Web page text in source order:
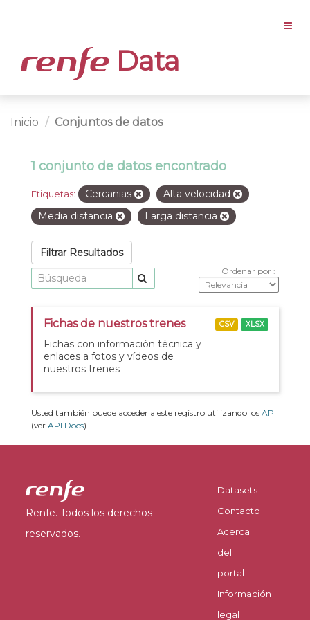
Data
Inicio Conjuntos de datos
1 conjunto de datos encontrado
Etiquetas: Cercanias
Alta velocidad
Media distancia
Larga distancia
Filtrar Resultados
Ordenar por
Fichas de nuestros trenes
Fichas con información técnica y
enlaces a fotos y vídeos de
nuestros trenes
CSV XLSX
Usted también puede acceder a este registro utilizando los API
(ver API Docs).
Renfe. Todos los derechos
reservados.
Datasets
Contacto
Acerca
del
portal
Información
legal